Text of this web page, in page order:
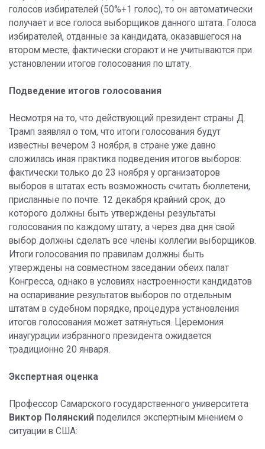
голосов избирателей (50%+1 голос), то он автоматически
получает и все голоса выборщиков данного штата. Голоса
избирателей, отданные за кандидата, оказавшегося на
втором месте, фактически сгорают и не учитываются при
установлении итогов голосования по штату.
Подведение итогов голосования
Несмотря на то, что действующий президент страны Д.
Трамп заявлял о том, что итоги голосования будут
известны вечером 3 ноября, в стране уже давно
сложилась иная практика подведения итогов выборов:
фактически только до 23 ноября у организаторов
выборов в штатах есть возможность считать бюллетени,
присланные по почте. 12 декабря крайний срок, до
которого должны быть утверждены результаты
голосования по каждому штату, а через два дня свой
выбор должны сделать все члены коллегии выборщиков.
Итоги голосования по правилам должны быть
утверждены на совместном заседании обеих палат
Конгресса, однако в условиях настроенности кандидатов
на оспаривание результатов выборов по отдельным
штатам в судебном порядке, процедура установления
итогов голосования может затянуться. Церемония
инаугурации избранного президента ожидается
традиционно 20 января.
Экспертная оценка
Профессор Самарского государственного университета
Виктор Полянский поделился экспертным мнением о
ситуации в США: